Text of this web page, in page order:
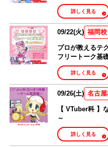
詳しく見る
09/22(火) 福岡校
プロが教えるテ
フリートーク基
詳しく見る
09/26(土) 名古
【 VTuber科 】なりきり
～
詳しく見る